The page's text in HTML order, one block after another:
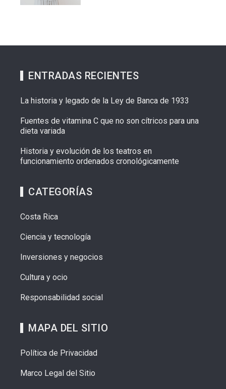
ENTRADAS RECIENTES
La historia y legado de la Ley de Banca de 1933
Fuentes de vitamina C que no son cítricos para una
dieta variada
Historia y evolución de los teatros en
funcionamiento ordenados cronológicamente
CATEGORÍAS
Costa Rica
Ciencia y tecnología
Inversiones y negocios
Cultura y ocio
Responsabilidad social
MAPA DEL SITIO
Política de Privacidad
Marco Legal del Sitio